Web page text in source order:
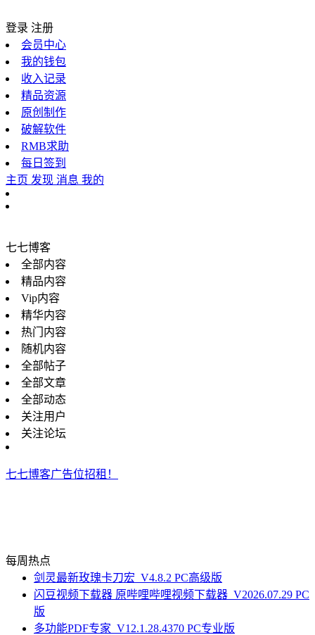
登录 注册
会员中心
我的钱包
收入记录
精品资源
原创制作
破解软件
RMB求助
每日签到
主页 发现 消息 我的
七七博客
全部内容
精品内容
Vip内容
精华内容
热门内容
随机内容
全部帖子
全部文章
全部动态
关注用户
关注论坛
七七博客广告位招租！
每周热点
剑灵最新玫瑰卡刀宏_V4.8.2 PC高级版
闪豆视频下载器 原哔哩哔哩视频下载器_V2026.07.29 PC
版
多功能PDF专家_V12.1.28.4370 PC专业版